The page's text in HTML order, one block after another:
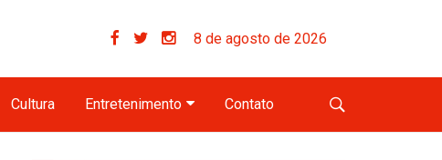
8 de agosto de 2026
Cultura Entretenimento Contato